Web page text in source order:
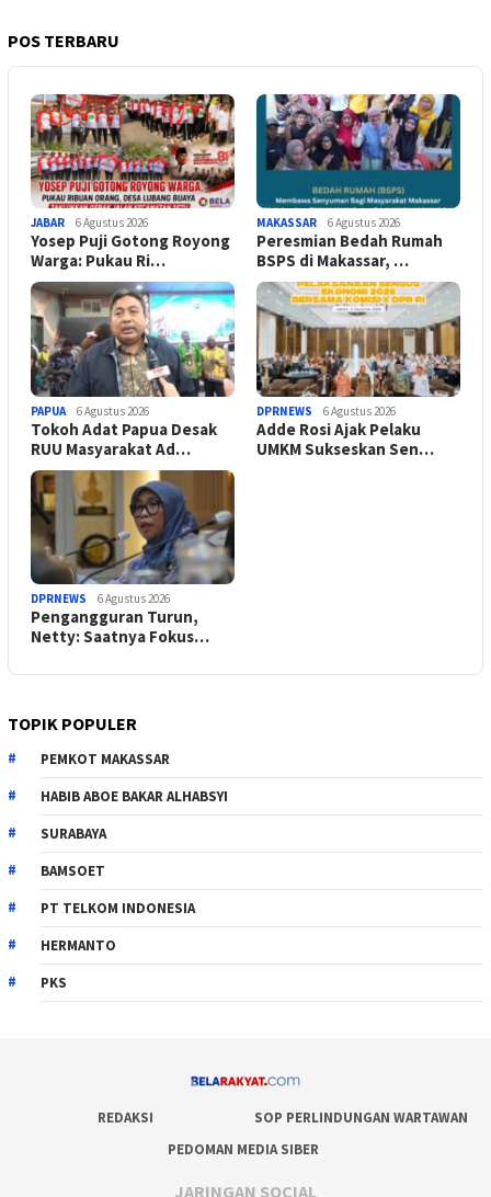
POS TERBARU
JABAR 6 Agustus 2026
Yosep Puji Gotong Royong
Warga: Pukau Ri…
MAKASSAR 6 Agustus 2026
Peresmian Bedah Rumah
BSPS di Makassar, …
PAPUA 6 Agustus 2026
Tokoh Adat Papua Desak
RUU Masyarakat Ad…
DPRNEWS 6 Agustus 2026
Adde Rosi Ajak Pelaku
UMKM Sukseskan Sen…
DPRNEWS 6 Agustus 2026
Pengangguran Turun,
Netty: Saatnya Fokus…
TOPIK POPULER
PEMKOT MAKASSAR
HABIB ABOE BAKAR ALHABSYI
SURABAYA
BAMSOET
PT TELKOM INDONESIA
HERMANTO
PKS
REDAKSI
SOP PERLINDUNGAN WARTAWAN
PEDOMAN MEDIA SIBER
JARINGAN SOCIAL